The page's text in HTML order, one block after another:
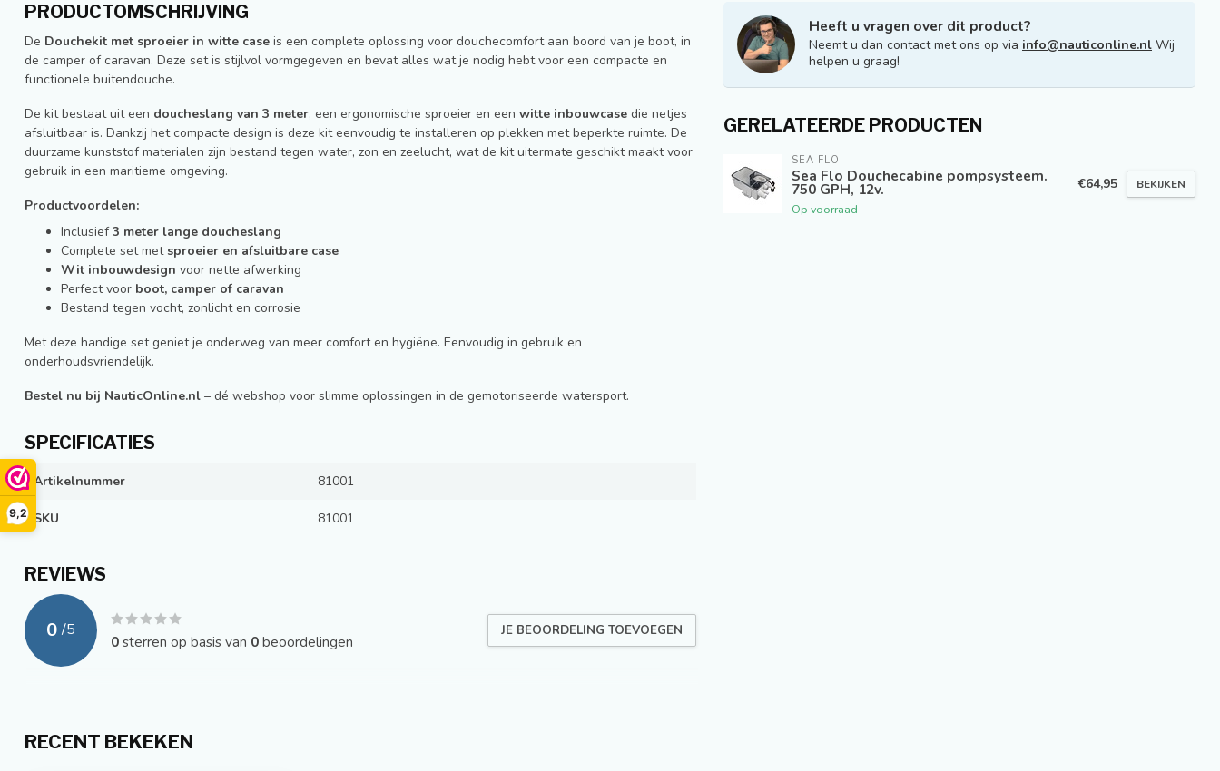
9,2
PRODUCTOMSCHRIJVING
De Douchekit met sproeier in witte case is een complete oplossing voor douchecomfort aan boord van je boot, in
de camper of caravan. Deze set is stijlvol vormgegeven en bevat alles wat je nodig hebt voor een compacte en
functionele buitendouche.
De kit bestaat uit een doucheslang van 3 meter, een ergonomische sproeier en een witte inbouwcase die netjes
afsluitbaar is. Dankzij het compacte design is deze kit eenvoudig te installeren op plekken met beperkte ruimte. De
duurzame kunststof materialen zijn bestand tegen water, zon en zeelucht, wat de kit uitermate geschikt maakt voor
gebruik in een maritieme omgeving.
Productvoordelen:
Inclusief3 meter lange doucheslang
Complete set met sproeier en afsluitbare case
Wit inbouwdesign voor nette afwerking
Perfect voor boot, camper of caravan
Bestand tegen vocht, zonlicht en corrosie
Met deze handige set geniet je onderweg van meer comfort en hygiëne. Eenvoudig in gebruik en
onderhoudsvriendelijk.
Bestel nu bij NauticOnline.nl – dé webshop voor slimme oplossingen in de gemotoriseerde watersport.
SPECIFICATIES
Artikelnummer 81001
SKU 81001
REVIEWS
0 /5
0sterren op basis van 0beoordelingen
JE BEOORDELING TOEVOEGEN
Heeft u vragen over dit product?
Neemt u dan contact met ons op via info@nauticonline.nl Wij
helpen u graag!
GERELATEERDE PRODUCTEN
SEA FLO
Sea Flo Douchecabine pompsysteem.
750 GPH, 12v.
Op voorraad
€64,95 BEKIJKEN
RECENT BEKEKEN